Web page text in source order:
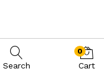
Search
0
Cart